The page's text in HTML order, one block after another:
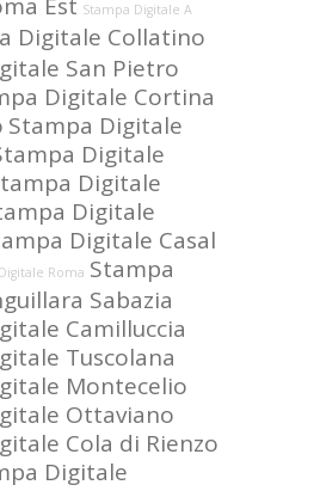
Stampa Digitale A
Digitale Collatino
San Pietro
Digitale Cortina
Stampa Digitale
Digitale
Digitale
Digitale
Digitale Casal
Roma Stampa
Sabazia
Camilluccia
Tuscolana
Montecelio
Ottaviano
Cola di Rienzo
Digitale